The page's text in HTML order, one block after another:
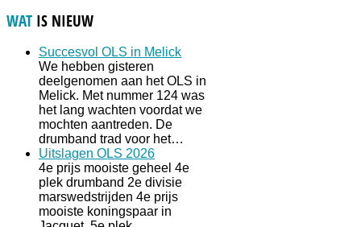
WAT IS NIEUW
Succesvol OLS in Melick
We hebben gisteren
deelgenomen aan het OLS in
Melick. Met nummer 124 was
het lang wachten voordat we
mochten aantreden. De
drumband trad voor het…
Uitslagen OLS 2026
4e prijs mooiste geheel 4e
plek drumband 2e divisie
marswedstrijden 4e prijs
mooiste koningspaar in